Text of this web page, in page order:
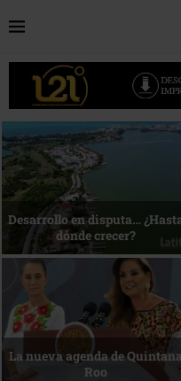
Bottega, un viaje servido a la
mesa
Reconocimiento de viajeros